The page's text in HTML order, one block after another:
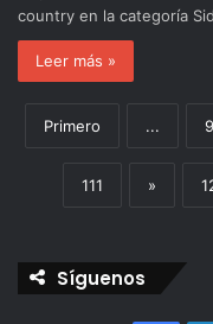
country en la categoría
Leer más »
Primero ...
111 »
Síguenos